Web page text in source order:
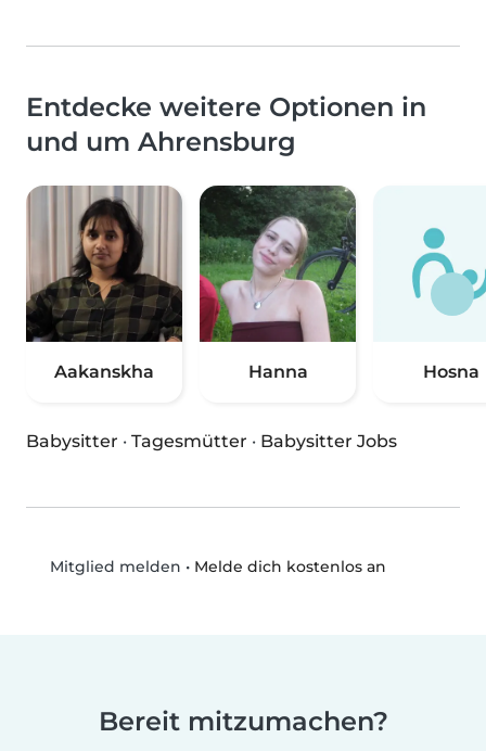
Entdecke weitere Optionen in
und um Ahrensburg
Aakanskha Hanna Hosna
Babysitter · Tagesmütter · Babysitter Jobs
Mitglied melden • Melde dich kostenlos an
Bereit mitzumachen?